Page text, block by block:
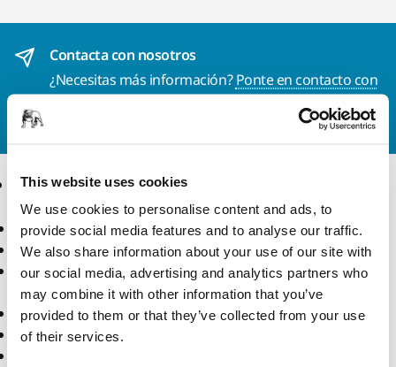
This website uses cookies
We use cookies to personalise content and ads, to
provide social media features and to analyse our traffic.
We also share information about your use of our site with
our social media, advertising and analytics partners who
may combine it with other information that you’ve
provided to them or that they’ve collected from your use
of their services.
Contacta con nosotros
¿Necesitas más información?Ponte en contacto con
nosotrosy uno de nuestros profesionales se pondrá
en contacto contigo para resolver tus dudas.
Productos
Máquinas
Lijado Libre de Polvo
Abrasivos y Pastas de
Pulido
Accesorios y Consumibles
Superabrasivos
Aplicaciones
Sectores
Aplicaciones
Soluciones